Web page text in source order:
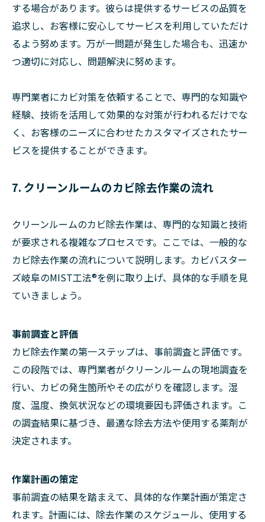
する場合があります。彼らは提供するサービスの品質を
追求し、お客様に安心してサービスを利用していただけ
るよう努めます。万が一問題が発生した場合も、迅速か
つ適切に対応し、問題解決に努めます。
専門業者にカビ対策を依頼することで、専門的な知識や
経験、技術を活用して効果的な対策が行われるだけでな
く、お客様のニーズに合わせたカスタマイズされたサー
ビスを提供することができます。
7. クリーンルームのカビ除去作業の流れ
クリーンルームのカビ除去作業は、専門的な知識と技術
が要求される複雑なプロセスです。ここでは、一般的な
カビ除去作業の流れについて説明します。カビバスター
ズ岐阜のMIST工法®を例に取り上げ、具体的な手順を見
ていきましょう。
事前調査と評価
カビ除去作業の第一ステップは、事前調査と評価です。
この段階では、専門業者がクリーンルームの現地調査を
行い、カビの発生箇所やその広がりを確認します。湿
度、温度、換気状況などの環境要因も評価されます。こ
の調査結果に基づき、最適な除去方法や使用する薬剤が
決定されます。
作業計画の策定
事前調査の結果を踏まえて、具体的な作業計画が策定さ
れます。計画には、除去作業のスケジュール、使用する